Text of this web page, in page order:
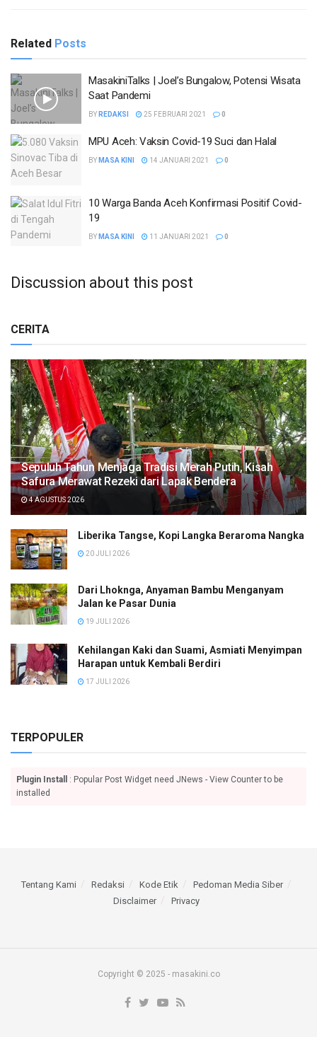
Related Posts
MasakiniTalks | Joel’s Bungalow, Potensi Wisata
Saat Pandemi
BY REDAKSI 25 FEBRUARI 2021 0
MPU Aceh: Vaksin Covid-19 Suci dan Halal
BY MASA KINI 14 JANUARI 2021 0
10 Warga Banda Aceh Konfirmasi Positif Covid-
19
BY MASA KINI 11 JANUARI 2021 0
Discussion about this post
CERITA
Sepuluh Tahun Menjaga Tradisi Merah Putih, Kisah
Safura Merawat Rezeki dari Lapak Bendera
4 AGUSTUS 2026
Liberika Tangse, Kopi Langka Beraroma Nangka
20 JULI 2026
Dari Lhoknga, Anyaman Bambu Menganyam
Jalan ke Pasar Dunia
19 JULI 2026
Kehilangan Kaki dan Suami, Asmiati Menyimpan
Harapan untuk Kembali Berdiri
17 JULI 2026
TERPOPULER
Plugin Install
: Popular Post Widget need JNews - View Counter to be
installed
Tentang Kami Redaksi Kode Etik
Pedoman Media Siber
Disclaimer
Privacy
Copyright © 2025 - masakini.co